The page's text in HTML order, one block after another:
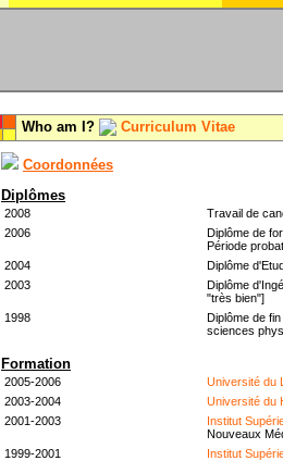
Who am I? Curriculum Vitae
Coordonnées
Diplômes
2008
Travail de
2006
Diplôme de
Période
2004
Diplôme
2003
Diplôme
"très bien"]
1998
Diplôme de
sciences
Formation
2005-2006
Université du
2003-2004
Université du
2001-2003
Institut
Nouveaux
1999-2001
Institut